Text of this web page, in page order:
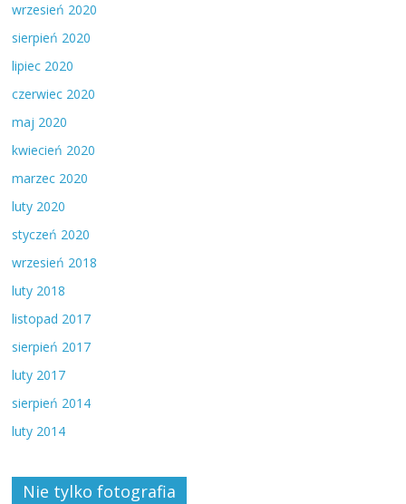
wrzesień 2020
sierpień 2020
lipiec 2020
czerwiec 2020
maj 2020
kwiecień 2020
marzec 2020
luty 2020
styczeń 2020
wrzesień 2018
luty 2018
listopad 2017
sierpień 2017
luty 2017
sierpień 2014
luty 2014
Nie tylko fotografia